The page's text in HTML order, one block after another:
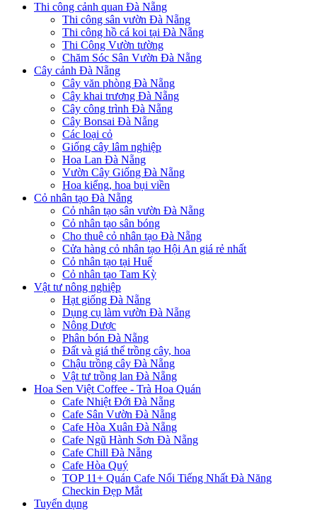
Thi công cảnh quan Đà Nẵng
Thi công sân vườn Đà Nẵng
Thi công hồ cá koi tại Đà Nẵng
Thi Công Vườn tường
Chăm Sóc Sân Vườn Đà Nẵng
Cây cảnh Đà Nẵng
Cây văn phòng Đà Nẵng
Cây khai trương Đà Nẵng
Cây công trình Đà Nẵng
Cây Bonsai Đà Nẵng
Các loại cỏ
Giống cây lâm nghiệp
Hoa Lan Đà Nẵng
Vườn Cây Giống Đà Nẵng
Hoa kiểng, hoa bụi viền
Cỏ nhân tạo Đà Nẵng
Cỏ nhân tạo sân vườn Đà Nẵng
Cỏ nhân tạo sân bóng
Cho thuê cỏ nhân tạo Đà Nẵng
Cửa hàng cỏ nhân tạo Hội An giá rẻ nhất
Cỏ nhân tạo tại Huế
Cỏ nhân tạo Tam Kỳ
Vật tư nông nghiệp
Hạt giống Đà Nẵng
Dụng cụ làm vườn Đà Nẵng
Nông Dược
Phân bón Đà Nẵng
Đất và giá thể trồng cây, hoa
Chậu trồng cây Đà Nẵng
Vật tư trồng lan Đà Nẵng
Hoa Sen Việt Coffee - Trà Hoa Quán
Cafe Nhiệt Đới Đà Nẵng
Cafe Sân Vườn Đà Nẵng
Cafe Hòa Xuân Đà Nẵng
Cafe Ngũ Hành Sơn Đà Nẵng
Cafe Chill Đà Nẵng
Cafe Hòa Quý
TOP 11+ Quán Cafe Nổi Tiếng Nhất Đà Năng
Checkin Đẹp Mắt
Tuyển dụng